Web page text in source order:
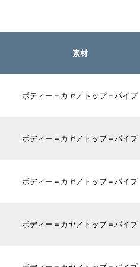
素材
ボディー＝カヤ／トップ＝パイプ
ボディー＝カヤ／トップ＝パイプ
ボディー＝カヤ／トップ＝パイプ
ボディー＝カヤ／トップ＝パイプ